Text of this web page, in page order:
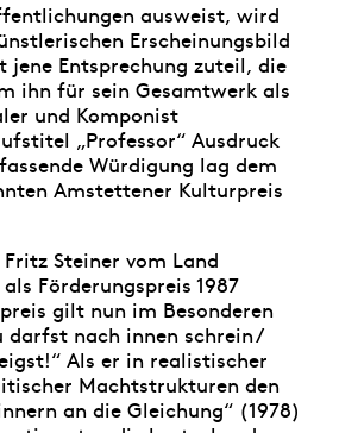
ausweist, wird
Erscheinungsbild
jene Entsprechung zuteil, die
ihn für sein Gesamtwerk als
und Komponist
„Professor“ Ausdruck
Würdigung lag dem
Amstettener Kulturpreis
Steiner vom Land
Förderungspreis 1987
gilt nun im Besonderen
darfst nach innen schrein /
Als er in realistischer
Machtstrukturen den
an die Gleichung“ (1978)